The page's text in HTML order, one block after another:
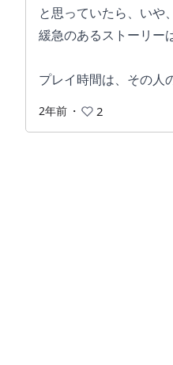
と思っていたら、いや
緩急のあるストーリー
プレイ時間は、その人
2年前 ・ 2